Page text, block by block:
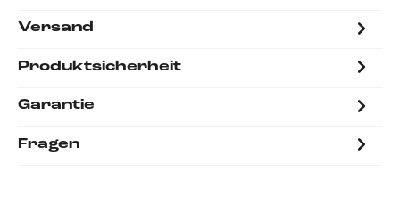
Versand
Produktsicherheit
Garantie
Fragen